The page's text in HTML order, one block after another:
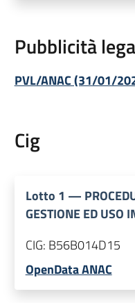
Pubblicità
PVL/ANAC (31/01/
Cig
Lotto 1 —
GESTIONE ED USO
CIG: B56B014D15
OpenData ANAC